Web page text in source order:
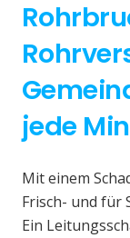
jede
Mit einem
Frisch- und für
Ein